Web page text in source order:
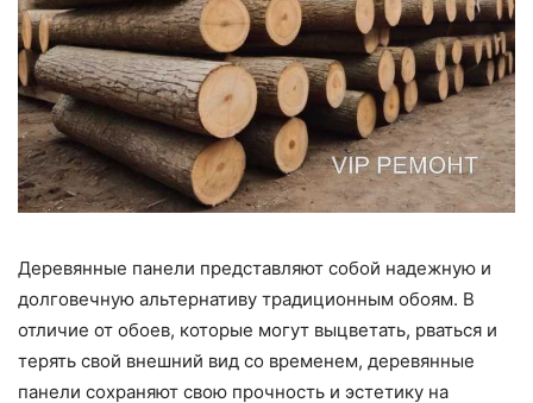
Деревянные панели представляют собой надежную и
долговечную альтернативу традиционным обоям. В
отличие от обоев, которые могут выцветать, рваться и
терять свой внешний вид со временем, деревянные
панели сохраняют свою прочность и эстетику на